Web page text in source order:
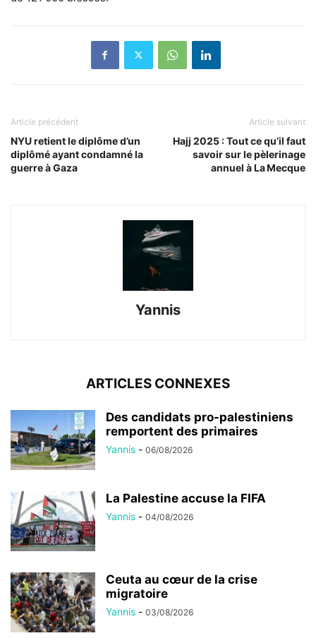
Article précédent
NYU retient le diplôme d’un
diplômé ayant condamné la
guerre à Gaza
Article suivant
Hajj 2025 : Tout ce qu’il faut
savoir sur le pèlerinage
annuel à La Mecque
Yannis
ARTICLES CONNEXES
Des candidats pro-palestiniens
remportent des primaires
Yannis - 06/08/2026
La Palestine accuse la FIFA
Yannis - 04/08/2026
Ceuta au cœur de la crise
migratoire
Yannis - 03/08/2026